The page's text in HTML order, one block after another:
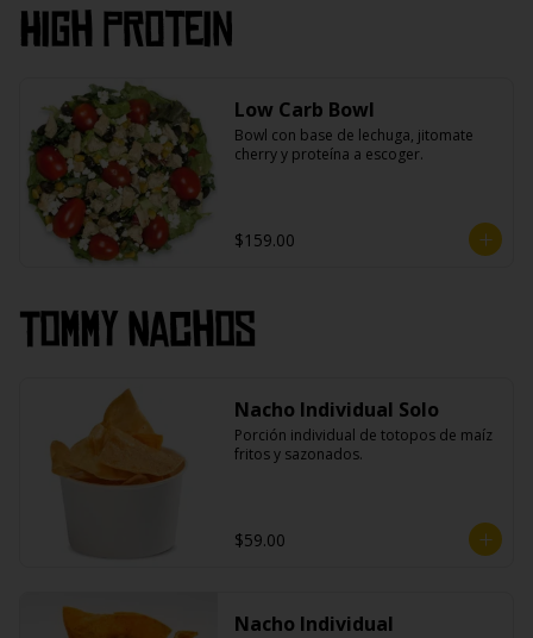
High PROtein
Low Carb Bowl
Bowl con base de lechuga, jitomate
cherry y proteína a escoger.
$159.00
Tommy Nachos
Nacho Individual Solo
Porción individual de totopos de maíz
fritos y sazonados.
$59.00
Nacho Individual